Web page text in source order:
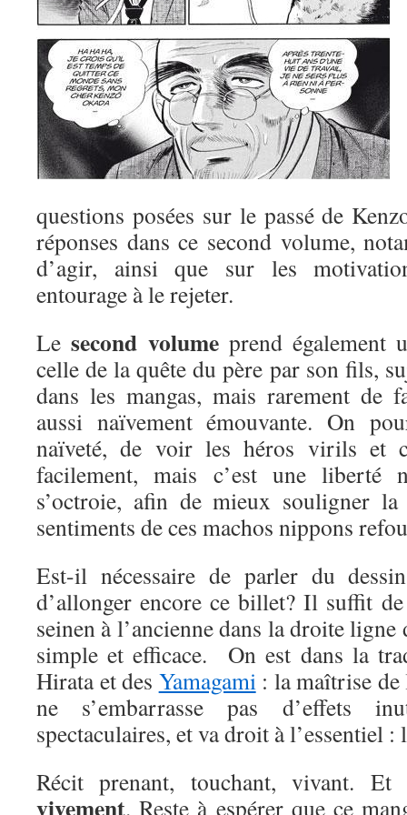
questions posées sur le passé de
réponses dans ce second volume,
d’agir, ainsi que sur les
entourage à le rejeter.
Lesecond volumeprend également
celle de la quête du père par son fils,
dans les mangas, mais rarement de
aussi naïvement émouvante. On
naïveté, de voir les héros virils et
facilement, mais c’est une liberté
s’octroie, afin de mieux souligner la
sentiments de ces machos nippons
Est-il nécessaire de parler du
d’allonger encore ce billet? Il suffit
seinen à l’ancienne dans la droite
simple et efficace. On est dans la
Hirata et des Yamagami: la maîtrise de
ne s’embarrasse pas d’effets
spectaculaires, et va droit à l’essentiel :
Récit prenant, touchant, vivant.
vivement. Reste à espérer que ce